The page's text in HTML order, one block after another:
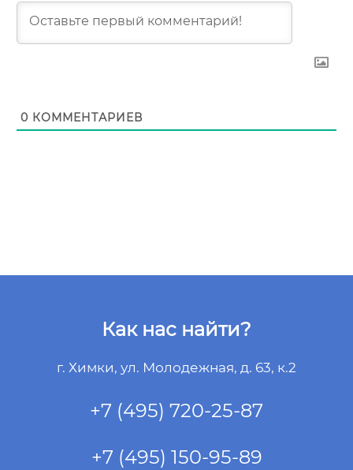
0 КОММЕНТАРИЕВ
Как нас найти?
г. Химки, ул. Молодежная, д. 63, к.2
+7 (495) 720-25-87
+7 (495) 150-95-89